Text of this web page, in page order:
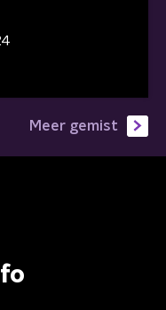
Meer gemist